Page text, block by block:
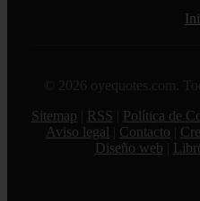
© 2026 oyequotes.com.
Sitemap
RSS Política de
Aviso legal
Contacto
Diseño web